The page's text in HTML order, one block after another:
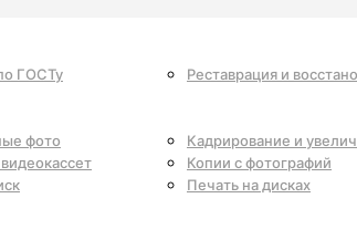
ГОСТу Реставрация и
фото
Кадрирование и
Копии с фотографий
Печать на дисках